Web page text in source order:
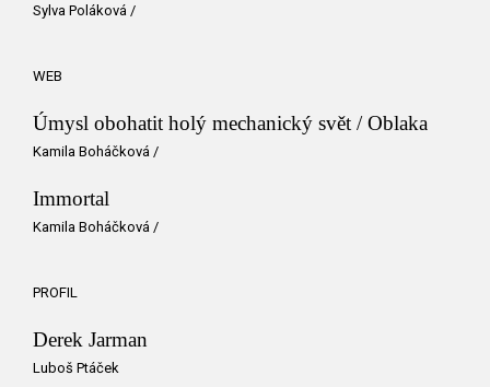
Sylva Poláková /
WEB
Úmysl obohatit holý mechanický svět / Oblaka
Kamila Boháčková /
Immortal
Kamila Boháčková /
PROFIL
Derek Jarman
Luboš Ptáček